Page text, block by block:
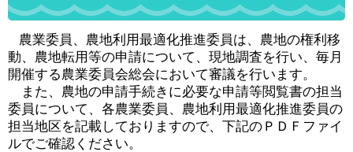
農業委員、農地利用最適化推進委員は、農地の権利移
動、農地転用等の申請について、現地調査を行い、毎月
開催する農業委員会総会において審議を行います。
また、農地の申請手続きに必要な申請等閲覧書の担当
委員について、各農業委員、農地利用最適化推進委員の
担当地区を記載しておりますので、下記のＰＤＦファイ
ルでご確認ください。